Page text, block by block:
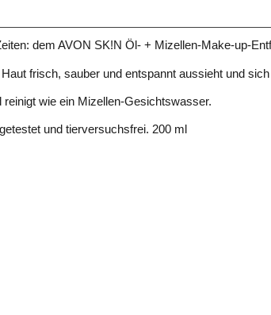
dem AVON SK!N Öl- + Mizellen-Make-up-
frisch, sauber und entspannt aussieht und
wie ein Mizellen-Gesichtswasser.
und tierversuchsfrei. 200 ml